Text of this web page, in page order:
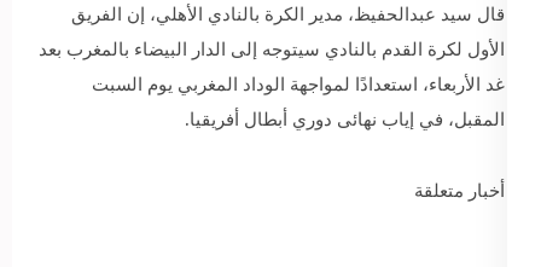
قال سيد عبدالحفيظ، مدير الكرة بالنادي الأهلي، إن الفريق
الأول لكرة القدم بالنادي سيتوجه إلى الدار البيضاء بالمغرب بعد
غد الأربعاء، استعدادًا لمواجهة الوداد المغربي يوم السبت
المقبل، في إياب نهائى دوري أبطال أفريقيا.
أخبار متعلقة